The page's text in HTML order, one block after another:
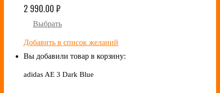
2 990.00₽
Выбрать
Добавить в список желаний
Вы добавили товар в корзину:
adidas AE 3 Dark Blue